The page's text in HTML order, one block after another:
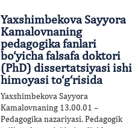
Yaxshimbekova Sayyora
Kamalovnaning
pedagogika fanlari
bo‘yicha falsafa doktori
(PhD) dissertatsiyasi ishi
himoyasi to‘g‘risida
Yaxshimbekova Sayyora
Kamalovnaning 13.00.01 –
Pedagogika nazariyasi. Pedagogik